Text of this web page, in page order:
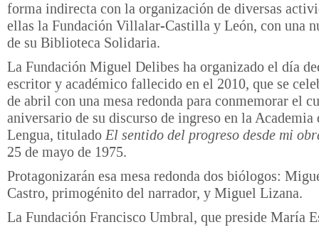
forma indirecta con la organización de diversas
ellas la Fundación Villalar-Castilla y León, con una
de su Biblioteca Solidaria.
La Fundación Miguel Delibes ha organizado el día
escritor y académico fallecido en el 2010, que se
de abril con una mesa redonda para conmemorar el
aniversario de su discurso de ingreso en la Academia
Lengua, titulado El sentido del progreso desde mi
25 de mayo de 1975.
Protagonizarán esa mesa redonda dos biólogos:
Castro, primogénito del narrador, y Miguel Lizana.
La Fundación Francisco Umbral, que preside María